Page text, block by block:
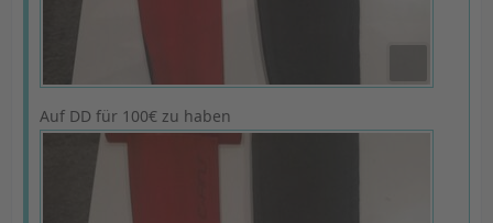
Auf DD für 100€ zu haben